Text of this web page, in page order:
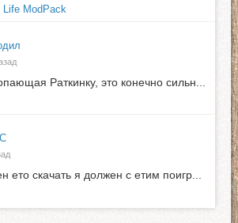
ModPack
Раткинку, это конечно сильн...
ето скачать я должен с етим поигр...